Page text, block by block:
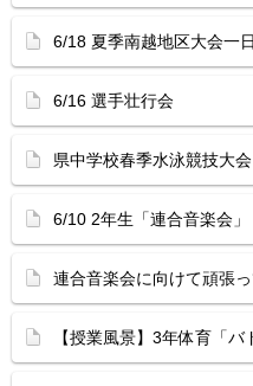
6/18 夏季南越地区大会
6/16 選手壮行会
県中学校春季水泳競技大会
6/10 2年生「連合音楽会」
連合音楽会に向けて頑張っ
【授業風景】3年体育「バ